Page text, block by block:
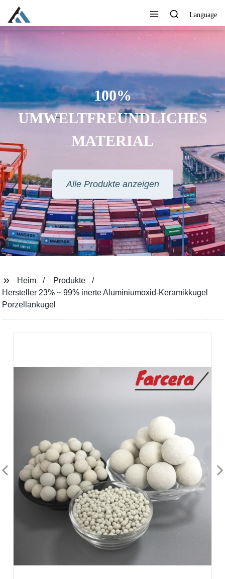
Language
BEDRUCKEN SIE IHR LOGO,
IHRE MARKE, IHRE WEBSITE
ODER ANDERE
INFORMATIONEN, DIE SIE
Alle Produkte anzeigen
Heim
Produkte
Hersteller 23% ~ 99% inerte Aluminiumoxid-Keramikkugel
Porzellankugel